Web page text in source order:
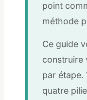
point
méthode
Ce guide
construire
par étape.
quatre